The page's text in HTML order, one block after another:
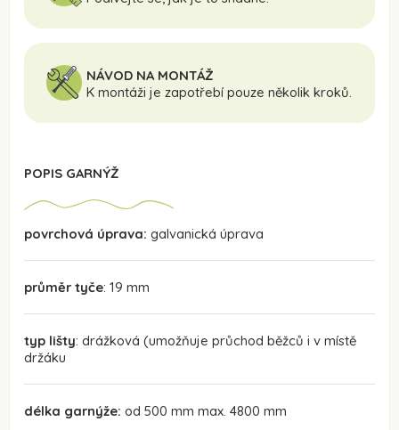
NÁVOD NA MONTÁŽ
K montáži je zapotřebí pouze několik kroků.
POPIS GARNÝŽ
povrchová úprava: galvanická úprava
průměr tyče: 19 mm
typ lišty: drážková (umožňuje průchod běžců i v místě
držáku
délka garnýže: od 500 mm max. 4800 mm